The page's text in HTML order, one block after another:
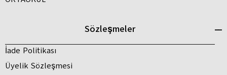
Sözleşmeler
İade Politikası
Üyelik Sözleşmesi